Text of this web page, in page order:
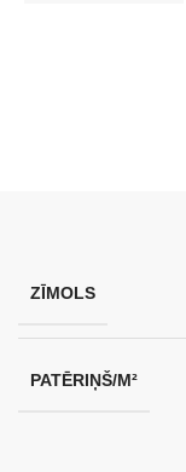
ZĪMOLS
PATĒRIŅŠ/M²